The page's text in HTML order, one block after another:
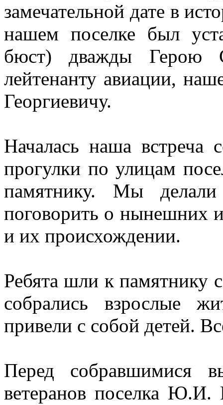
замечательной дате в
нашем поселке был
бюст) дважды Герою
лейтенанту авиации,
Георгиевичу.
Началась наша встреча
прогулки по улицам
памятнику. Мы делали
поговорить о нынешних
и их происхождении.
Ребята шли к памятнику
собрались взрослые
привели с собой детей.
Перед собравшимися
ветеранов поселка